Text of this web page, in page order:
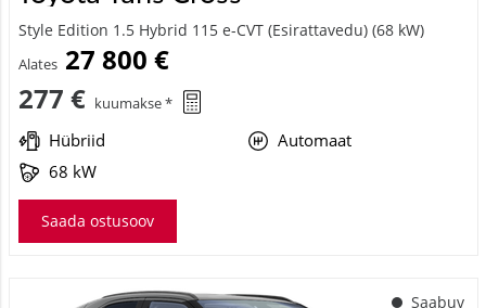
Style Edition 1.5 Hybrid 115 e-CVT (Esirattavedu) (68 kW)
Alates 27 800 €
277 € kuumakse *
Hübriid
Automaat
68 kW
Saada ostusoov
Saabuv